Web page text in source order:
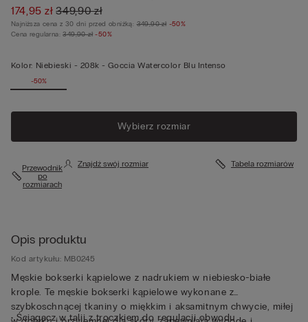
174,95 zł349,90 zł
Najniższa cena z 30 dni przed obniżką:349,90 zł -50%
Cena regularna:349,90 zł -50%
Kolor: Niebieski - 208k - Goccia Watercolor Blu Intenso
-50%
Wybierz rozmiar
Przewodnik
po
rozmiarach
Znajdź swój rozmiar Tabela rozmiarów
Opis produktu
Kod artykułu: MB0245
Męskie bokserki kąpielowe z nadrukiem w niebiesko-białe
krople. Te męskie bokserki kąpielowe wykonane z
szybkoschnącej tkaniny o miękkim i aksamitnym chwycie, miłej
• Ściągacz w talii z troczkiem do regulacji obwodu